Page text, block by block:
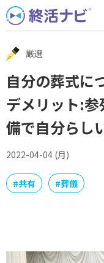
Skip
to
content
厳選
自分の葬式に
デメリット:
備で自分らし
2022-04-04 (月)
#共有 #葬儀